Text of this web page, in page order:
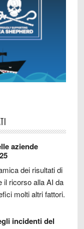
aziende
dei risultati di
il ricorso alla AI da
molti altri fattori.
incidenti del